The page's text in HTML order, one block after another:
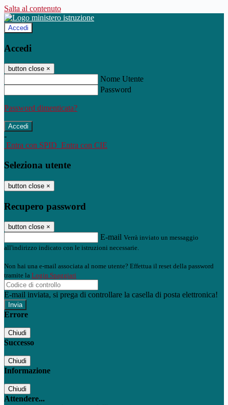
Salta al contenuto
Accedi
Accedi
button close ×
Nome Utente
Password
Password dimenticata?
-
Entra con SPID Entra con CIE
Seleziona utente
button close ×
Recupero password
button close ×
E-mail Verrà inviato un messaggio
all'indirizzo indicato con le istruzioni necessarie.
Non hai una e-mail associata al nome utente? Effettua il reset della password
tramite la Login Spaggiari
E-mail inviata, si prega di controllare la casella di posta elettronica!
Errore
Chiudi
Successo
Chiudi
Informazione
Chiudi
Attendere...